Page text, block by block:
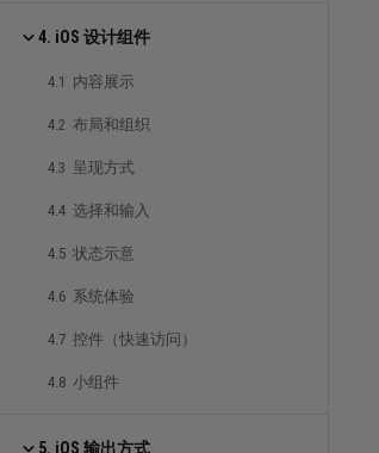
4. iOS 设计组件
4.1 内容展示
4.2 布局和组织
4.3 呈现方式
4.4 选择和输入
4.5 状态示意
4.6 系统体验
4.7 控件（快速访问）
4.8 小组件
5. iOS 输出方式